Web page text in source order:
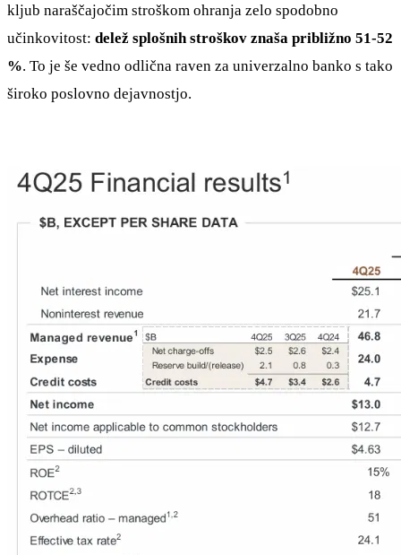
kljub naraščajočim stroškom ohranja zelo spodobno
učinkovitost: delež splošnih stroškov znaša približno 51-52
%. To je še vedno odlična raven za univerzalno banko s tako
široko poslovno dejavnostjo.